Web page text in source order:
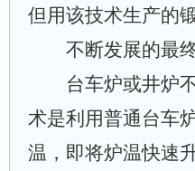
但用该技术生产的
不断发展的最终
台车炉或井炉不
术是利用普通台车
温，即将炉温快速